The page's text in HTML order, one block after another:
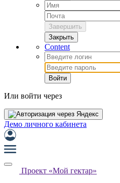
Завершить
Закрыть
Content
Войти
Или войти через
Демо личного кабинета
Проект «Мой гектар»